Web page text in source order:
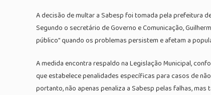
A decisão de multar a Sabesp foi tomada pela prefeitura
Segundo o secretário de Governo e Comunicação,
público” quando os problemas persistem e afetam a
A medida encontra respaldo na Legislação Municipal,
que estabelece penalidades específicas para casos de
portanto, não apenas penaliza a Sabesp pelas falhas,